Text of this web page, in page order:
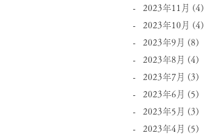
2023年11月 (4)
2023年10月 (4)
2023年9月 (8)
2023年8月 (4)
2023年7月 (3)
2023年6月 (5)
2023年5月 (3)
2023年4月 (5)